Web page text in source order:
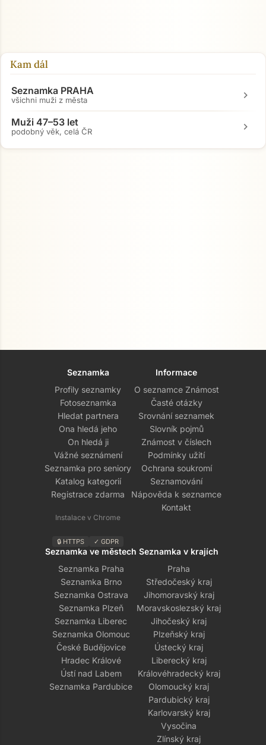
Kam dál
Seznamka PRAHA
všichni muži z města chevron_right
Muži 47–53 let
podobný věk, celá ČR chevron_right
Seznamka
Profily seznamky
Fotoseznamka
Hledat partnera
Ona hledá jeho
On hledá ji
Vážné seznámení
Seznamka pro seniory
Katalog kategorií
Registrace zdarma
Instalace v Chrome
🔒 HTTPS ✓ GDPR
Informace
O seznamce Známost
Časté otázky
Srovnání seznamek
Slovník pojmů
Známost v číslech
Podmínky užití
Ochrana soukromí
Seznamování
Nápověda k seznamce
Kontakt
Seznamka ve městech
Seznamka Praha
Seznamka Brno
Seznamka Ostrava
Seznamka Plzeň
Seznamka Liberec
Seznamka Olomouc
České Budějovice
Hradec Králové
Ústí nad Labem
Seznamka Pardubice
Seznamka v krajích
Praha
Středočeský kraj
Jihomoravský kraj
Moravskoslezský kraj
Jihočeský kraj
Plzeňský kraj
Ústecký kraj
Liberecký kraj
Královéhradecký kraj
Olomoucký kraj
Pardubický kraj
Karlovarský kraj
Vysočina
Zlínský kraj